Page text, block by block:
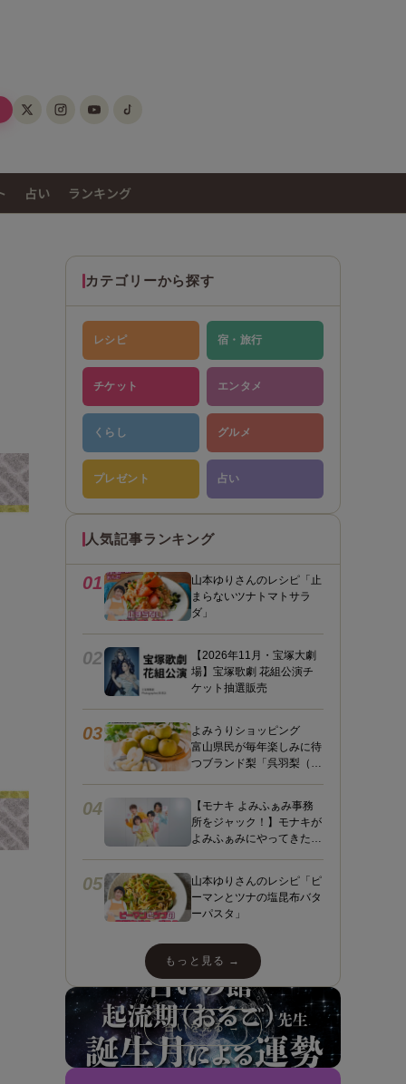
占い ランキング
カテゴリーから探す
レシピ 宿・旅行
チケット エンタメ
くらし グルメ
プレゼント 占い
人気記事ランキング
01
山本ゆりさんのレシピ「止
まらないツナトマトサラ
ダ」
02
【2026年11月・宝塚大劇
場】宝塚歌劇 花組公演チ
ケット抽選販売
03
よみうりショッピング
富山県民が毎年楽しみに待
つブランド梨「呉羽梨（幸
04
【モナキ よみふぁみ事務
所をジャック！】モナキが
よみふぁみにやってきた！
ンタビューも＼（＾ ＾）
05
山本ゆりさんのレシピ「ピ
ーマンとツナの塩昆布バタ
ーパスタ」
もっと見る →
占いを見る →